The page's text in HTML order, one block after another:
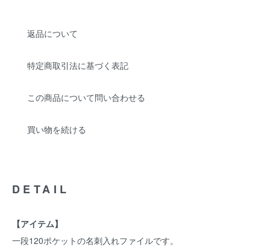
返品について
特定商取引法に基づく表記
この商品について問い合わせる
買い物を続ける
DETAIL
【アイテム】
一段120ポケットの名刺入れファイルです。